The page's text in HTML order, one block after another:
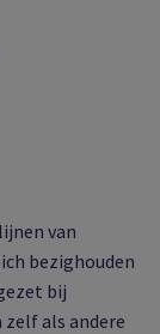
van
bezighouden
bij
als andere